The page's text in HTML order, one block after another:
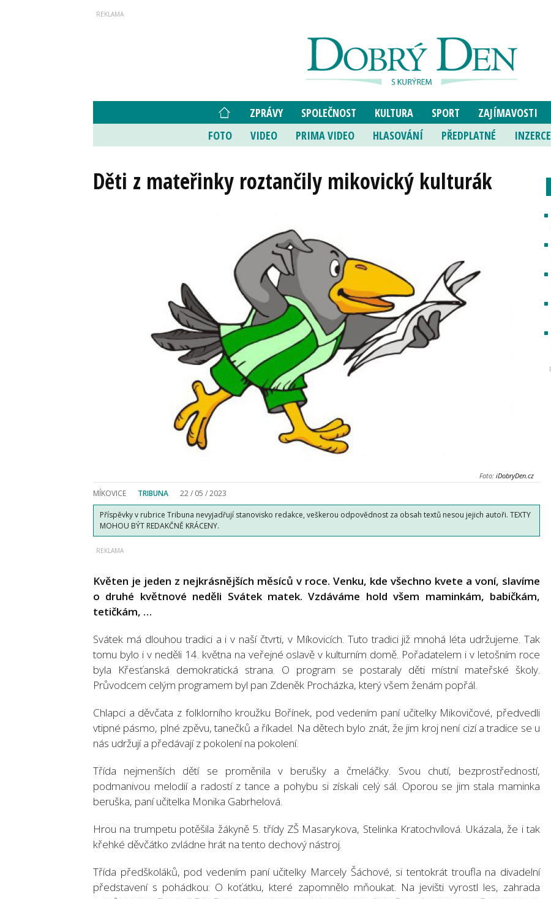
ZPRÁVY SPOLEČNOST KULTURA SPORT ZAJÍMAVOSTI
FOTO
VIDEO PRIMA VIDEO HLASOVÁNÍ PŘEDPLATNÉ INZERCE
Děti z mateřinky roztančily mikovický kulturák
Foto: iDobryDen.cz
MÍKOVICE TRIBUNA 22 / 05 / 2023
Příspěvky v rubrice Tribuna nevyjadřují stanovisko redakce, veškerou odpovědnost za obsah textů nesou jejich autoři. TEXTY
MOHOU BÝT REDAKČNĚ KRÁCENY.
Květen je jeden z nejkrásnějších měsíců v roce. Venku, kde všechno kvete a voní, slavíme
o druhé květnové neděli Svátek matek. Vzdáváme hold všem maminkám, babičkám,
tetičkám, …
Svátek má dlouhou tradici a i v naší čtvrti, v Míkovicích. Tuto tradici již mnohá léta udržujeme. Tak
tomu bylo i v neděli 14. května na veřejné oslavě v kulturním domě. Pořadatelem i v letošním roce
byla Křesťanská demokratická strana. O program se postaraly děti místní mateřské školy.
Průvodcem celým programem byl pan Zdeněk Procházka, který všem ženám popřál.
Chlapci a děvčata z folklorního kroužku Bořínek, pod vedením paní učitelky Mikovičové, předvedli
vtipné pásmo, plné zpěvu, tanečků a říkadel. Na dětech bylo znát, že jim kroj není cizí a tradice se u
nás udržují a předávají z pokolení na pokolení.
Třída nejmenších dětí se proměnila v berušky a čmeláčky. Svou chutí, bezprostředností,
podmanivou melodií a radostí z tance a pohybu si získali celý sál. Oporou se jim stala maminka
beruška, paní učitelka Monika Gabrhelová.
Hrou na trumpetu potěšila žákyně 5. třídy ZŠ Masarykova, Stelinka Kratochvílová. Ukázala, že i tak
křehké děvčátko zvládne hrát na tento dechový nástroj.
Třída předškoláků, pod vedením paní učitelky Marcely Šáchové, si tentokrát troufla na divadelní
představení s pohádkou: O koťátku, které zapomnělo mňoukat. Na jevišti vyrostl les, zahrada